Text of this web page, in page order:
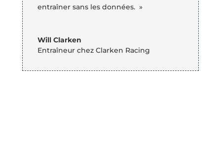
entraîner sans les données. »
Will Clarken
Entraîneur chez Clarken Racing